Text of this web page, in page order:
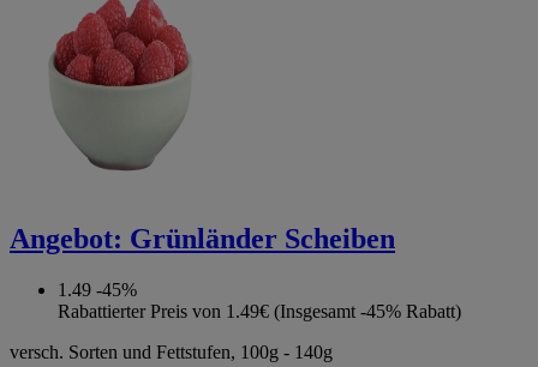
Angebot: Grünländer Scheiben
1.49 -45%
Rabattierter Preis von 1.49€ (Insgesamt -45% Rabatt)
versch. Sorten und Fettstufen, 100g - 140g